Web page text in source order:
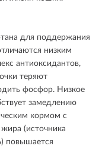
для поддержания
низким
антиоксидантов,
теряют
фосфор. Низкое
замедлению
кормом с
(источника
повышается